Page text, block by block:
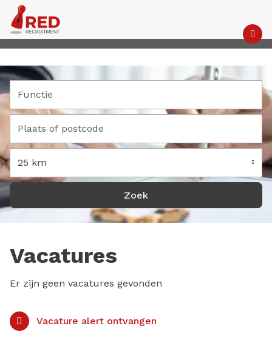
25 km
Vacatures
Er zijn geen vacatures gevonden
Vacature alert ontvangen